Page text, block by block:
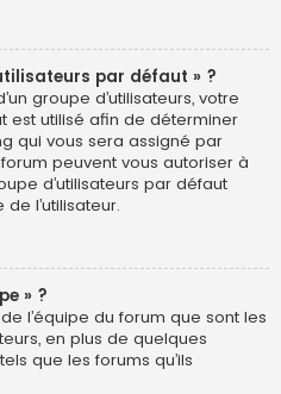
par défaut » ?
groupe d’utilisateurs, votre
est utilisé afin de déterminer
qui vous sera assigné par
peuvent vous autoriser à
d’utilisateurs par défaut
l’utilisateur.
» ?
l’équipe du forum que sont les
en plus de quelques
que les forums qu’ils